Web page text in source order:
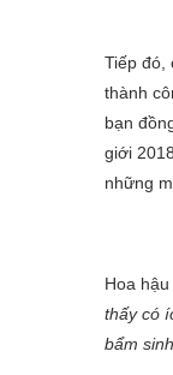
Tiếp đó,
thành
bạn
giới
những
Hoa
thấy có
bẩm